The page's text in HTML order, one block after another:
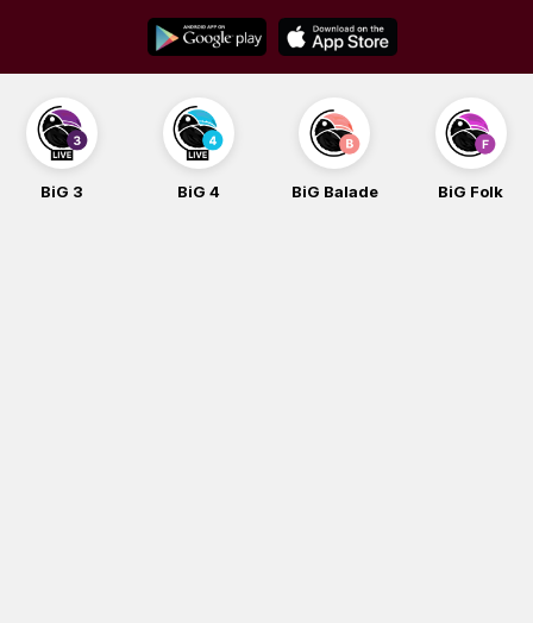
content
BiG 3 BiG 4 BiG Balade BiG Folk